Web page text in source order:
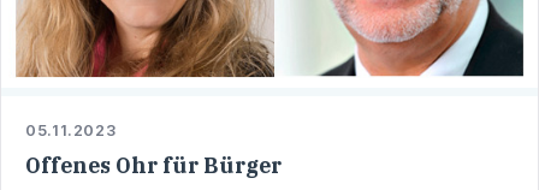
05.11.2023
Offenes Ohr für Bürger